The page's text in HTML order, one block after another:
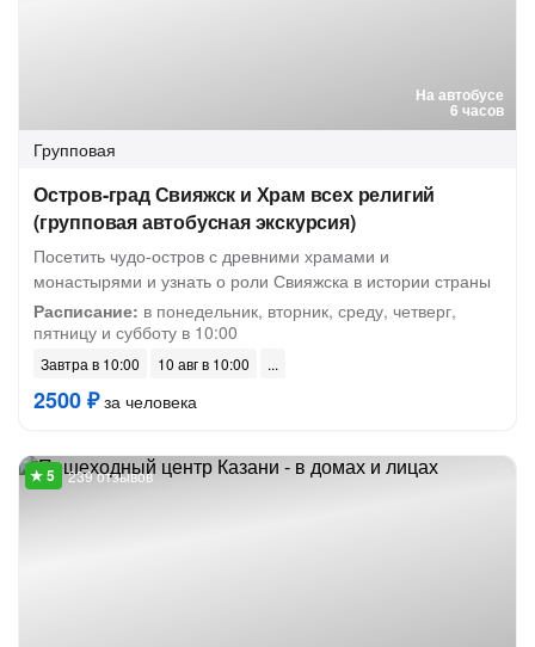
На автобусе
6 часов
Групповая
Остров-град Свияжск и Храм всех религий
(групповая автобусная экскурсия)
Посетить чудо-остров с древними храмами и
монастырями и узнать о роли Свияжска в истории страны
Расписание: в понедельник, вторник, среду, четверг,
пятницу и субботу в 10:00
Завтра в 10:00 10 авг в 10:00
2500 ₽за человека
239 отзывов